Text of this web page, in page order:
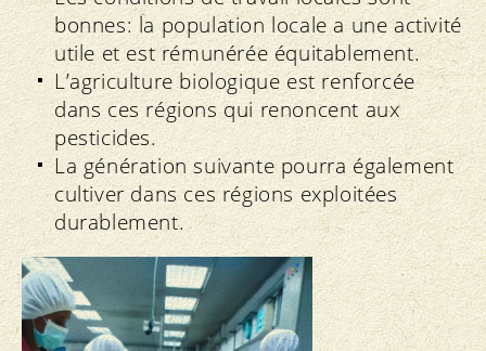
bonnes: la population locale a une activité
utile et est rémunérée équitablement.
L’agriculture biologique est renforcée
dans ces régions qui renoncent aux
pesticides.
La génération suivante pourra également
cultiver dans ces régions exploitées
durablement.